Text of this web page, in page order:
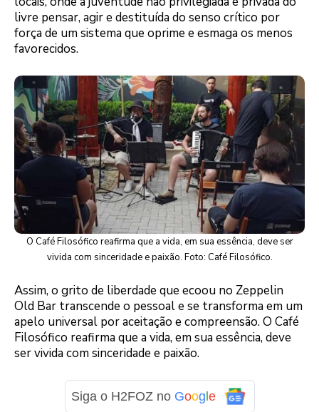
livre pensar, agir e destituída do senso crítico por
força de um sistema que oprime e esmaga os menos
favorecidos.
O Café Filosófico reafirma que a vida, em sua essência, deve ser
vivida com sinceridade e paixão. Foto: Café Filosófico.
Assim, o grito de liberdade que ecoou no Zeppelin
Old Bar transcende o pessoal e se transforma em um
apelo universal por aceitação e compreensão. O Café
Filosófico reafirma que a vida, em sua essência, deve
ser vivida com sinceridade e paixão.
Siga o H2FOZ no Google